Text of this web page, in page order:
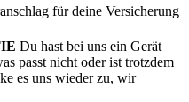
für deine Versicherung
Du hast bei uns ein Gerät
passt nicht oder ist trotzdem
es uns wieder zu, wir